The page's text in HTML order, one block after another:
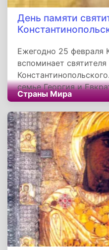
День памяти
Ежегодно 25 февраля
вспоминает
семье Георгия и
воспитывался в
прекрасное
способностям и
молодости занял
советников при
Страны Мира